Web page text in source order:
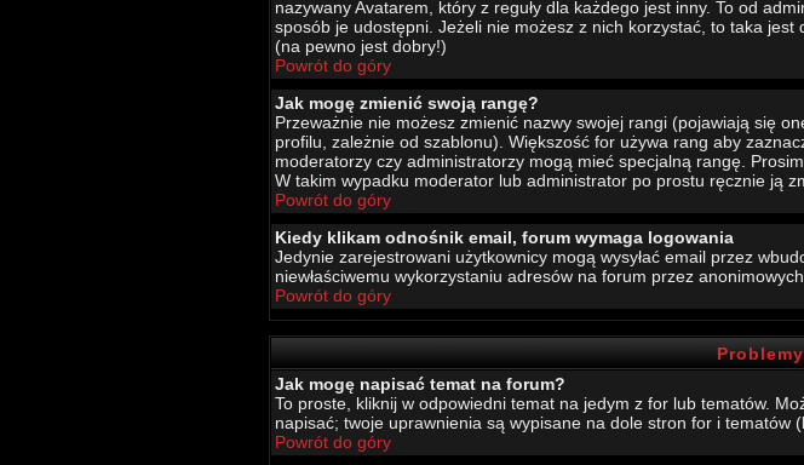
nazywany Avatarem, który z reguły dla każdego jest inny. To od
sposób je udostępni. Jeżeli nie możesz z nich korzystać, to taka
(na pewno jest dobry!)
Powrót do góry
Jak mogę zmienić swoją rangę?
Przeważnie nie możesz zmienić nazwy swojej rangi (pojawiają się
profilu, zależnie od szablonu). Większość for używa rang aby
moderatorzy czy administratorzy mogą mieć specjalną rangę.
W takim wypadku moderator lub administrator po prostu ręcznie ją
Powrót do góry
Kiedy klikam odnośnik email, forum wymaga logowania
Jedynie zarejestrowani użytkownicy mogą wysyłać email przez
niewłaściwemu wykorzystaniu adresów na forum przez
Powrót do góry
Jak mogę napisać temat na forum?
To proste, kliknij w odpowiedni temat na jedym z for lub tematów.
napisać; twoje uprawnienia są wypisane na dole stron for i tematów
Powrót do góry